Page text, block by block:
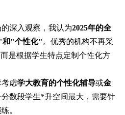
深入观察，我认为2025年的全
和"个性化" 。优秀的机构不再采
是根据学生特点定制个性化方
虑学大教育的个性化辅导或金
分数段学生*升空间最大，需要针
。